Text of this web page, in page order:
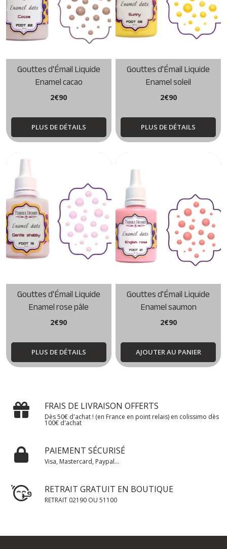
Gouttes d'Émail Liquide
Enamel cacao
2€90
PLUS DE DÉTAILS
Gouttes d'Émail Liquide
Enamel soleil
2€90
PLUS DE DÉTAILS
Gouttes d'Émail Liquide
Enamel rose pâle
2€90
PLUS DE DÉTAILS
Gouttes d'Émail Liquide
Enamel saumon
2€90
AJOUTER AU PANIER
FRAIS DE LIVRAISON OFFERTS
Dès 50€ d'achat ! (en France en point relais) en colissimo dès
100€ d'achat
PAIEMENT SÉCURISÉ
Visa, Mastercard, Paypal...
RETRAIT GRATUIT EN BOUTIQUE
RETRAIT 02190 OU 51100